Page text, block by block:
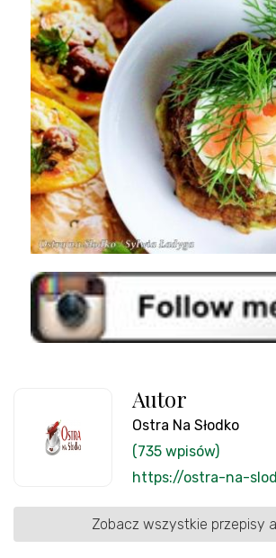
Autor
Ostra Na Słodko
(735 wpisów)
https://ostra-na-
Zobacz wszystkie przepisy